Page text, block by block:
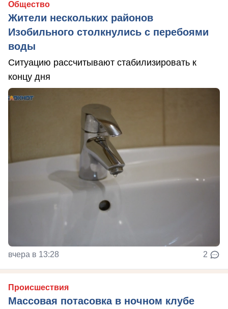
Общество
Жители нескольких районов
Изобильного столкнулись с перебоями
воды
Ситуацию рассчитывают стабилизировать к
концу дня
вчера в 13:28 2
Происшествия
Массовая потасовка в ночном клубе